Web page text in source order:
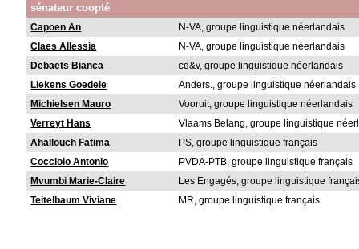
sénateur coopté
Capoen An
N-VA, groupe linguistique néerlandais
Claes Allessia
N-VA, groupe linguistique néerlandais
Debaets Bianca
cd&v, groupe linguistique néerlandais
Liekens Goedele
Anders., groupe linguistique néerlandais
Michielsen Mauro
Vooruit, groupe linguistique néerlandais
Verreyt Hans
Vlaams Belang, groupe linguistique
Ahallouch Fatima
PS, groupe linguistique français
Cocciolo Antonio
PVDA-PTB, groupe linguistique français
Mvumbi Marie-Claire
Les Engagés, groupe linguistique
Teitelbaum Viviane
MR, groupe linguistique français